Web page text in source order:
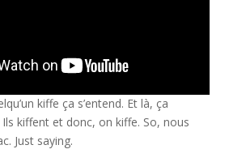
kiffe ça s’entend. Et là, ça
kiffent et donc, on kiffe. So, nous
Just saying.